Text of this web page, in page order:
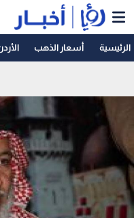
الرئيسية أسعار الذهب